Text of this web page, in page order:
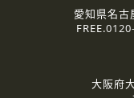
愛知県名古
FREE.
大阪府